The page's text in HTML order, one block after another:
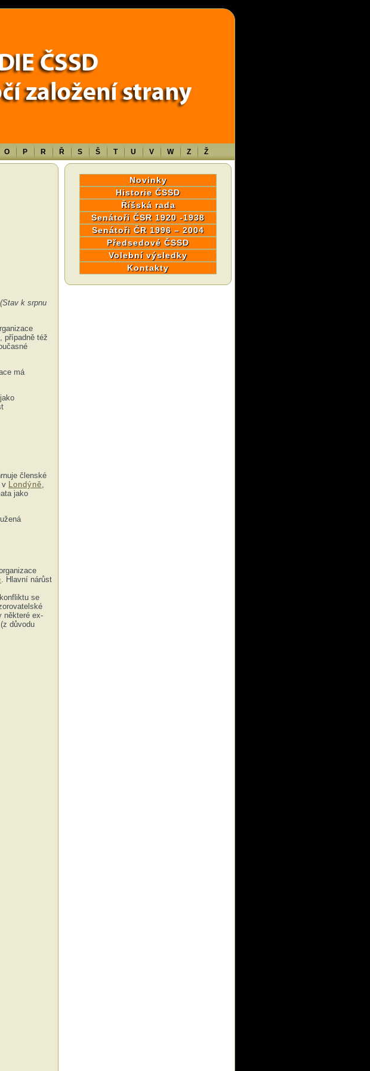
historiecssd_cz/www/wp-content/themes/sablona/functions.php
O P R Ř S Š T U V W Z Ž
(Stav k srpnu
, případně též
má
jako
členské
v Londýně
jako
. Hlavní nárůst
se
některé ex-
(z důvodu
Novinky
Historie ČSSD
Říšská rada
Senátoři ČSR 1920 -1938
Senátoři ČR 1996 – 2004
Předsedové ČSSD
Volební výsledky
Kontakty